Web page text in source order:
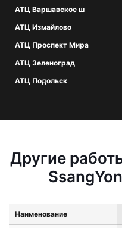
АТЦ Варшавское ш
АТЦ Измайлово
АТЦ Проспект Мира
АТЦ Зеленоград
АТЦ Подольск
Другие
Наименование